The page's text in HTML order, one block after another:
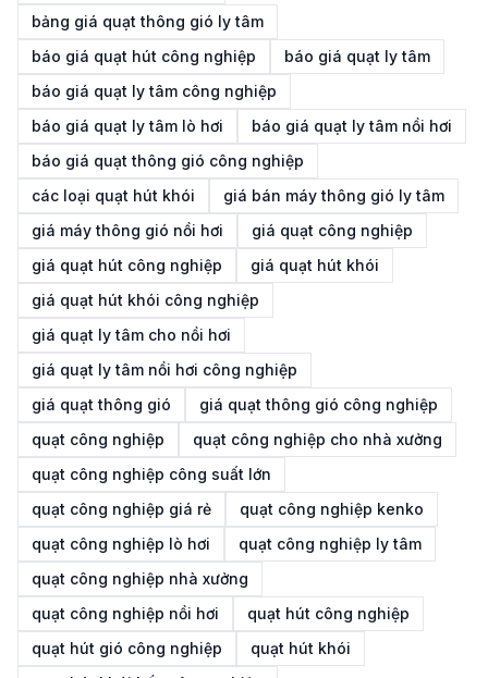
bảng giá quạt thông gió ly tâm
báo giá quạt hút công nghiệp
báo giá quạt ly tâm
báo giá quạt ly tâm công nghiệp
báo giá quạt ly tâm lò hơi
báo giá quạt ly tâm nồi hơi
báo giá quạt thông gió công nghiệp
các loại quạt hút khói
giá bán máy thông gió ly tâm
giá máy thông gió nồi hơi
giá quạt công nghiệp
giá quạt hút công nghiệp
giá quạt hút khói
giá quạt hút khói công nghiệp
giá quạt ly tâm cho nồi hơi
giá quạt ly tâm nồi hơi công nghiệp
giá quạt thông gió
giá quạt thông gió công nghiệp
quạt công nghiệp
quạt công nghiệp cho nhà xưởng
quạt công nghiệp công suất lớn
quạt công nghiệp giá rẻ
quạt công nghiệp kenko
quạt công nghiệp lò hơi
quạt công nghiệp ly tâm
quạt công nghiệp nhà xưởng
quạt công nghiệp nồi hơi
quạt hút công nghiệp
quạt hút gió công nghiệp
quạt hút khói